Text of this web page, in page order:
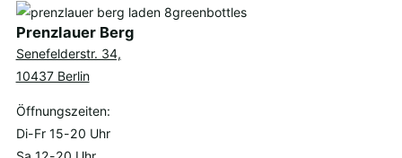
Prenzlauer Berg
Senefelderstr. 34,
10437 Berlin
Öffnungszeiten:
Di-Fr 15-20 Uhr